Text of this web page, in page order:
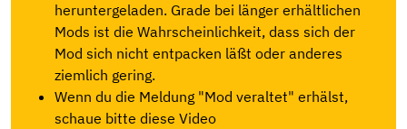
heruntergeladen. Grade bei länger erhältlichen
Mods ist die Wahrscheinlichkeit, dass sich der
Mod sich nicht entpacken läßt oder anderes
ziemlich gering.
Wenn du die Meldung "Mod veraltet" erhälst,
schaue bitte diese Video